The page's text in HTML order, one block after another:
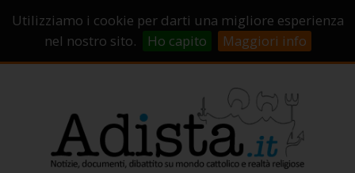
Utilizziamo i cookie per darti una migliore esperienza
nel nostro sito.
Ho capito Maggiori info
Campagne di crowdfunding
Chi Siamo